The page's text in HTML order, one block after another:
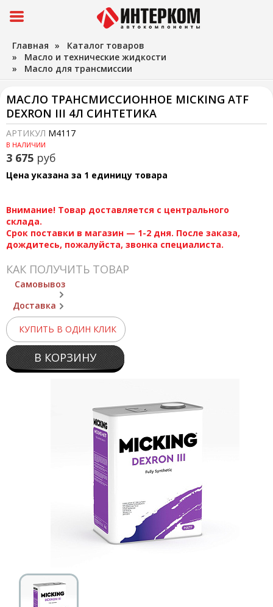
Главная » Каталог товаров
» Масло и технические жидкости
» Масло для трансмиссии
МАСЛО ТРАНСМИССИОННОЕ MICKING ATF
DEXRON III 4Л СИНТЕТИКА
АРТИКУЛ M4117
В НАЛИЧИИ
3 675 руб
Цена указана за 1 единицу товара
Внимание! Товар доставляется с центрального
склада.
Срок поставки в магазин — 1-2 дня. После заказа,
дождитесь, пожалуйста, звонка специалиста.
КАК ПОЛУЧИТЬ ТОВАР
Самовывоз
Доставка
КУПИТЬ В ОДИН КЛИК
В КОРЗИНУ